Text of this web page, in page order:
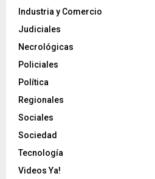
Industria y Comercio
Judiciales
Necrológicas
Policiales
Política
Regionales
Sociales
Sociedad
Tecnología
Videos Ya!